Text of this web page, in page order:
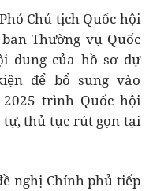
Chủ tịch Quốc hội
Thường vụ Quốc
dung của hồ sơ dự
để bổ sung vào
trình Quốc hội
thủ tục rút gọn tại
nghị Chính phủ tiếp